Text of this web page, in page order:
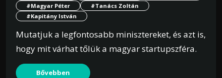
#Magyar Péter
#Tanács Zoltán
#Kapitány István
Mutatjuk a legfontosabb minisztereket, és azt is,
hogy mit várhat tőlük a magyar startupszféra.
Bővebben